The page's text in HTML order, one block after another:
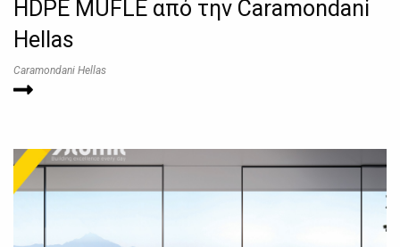
HDPE MUFLE από την Caramondani
Hellas
Caramondani Hellas